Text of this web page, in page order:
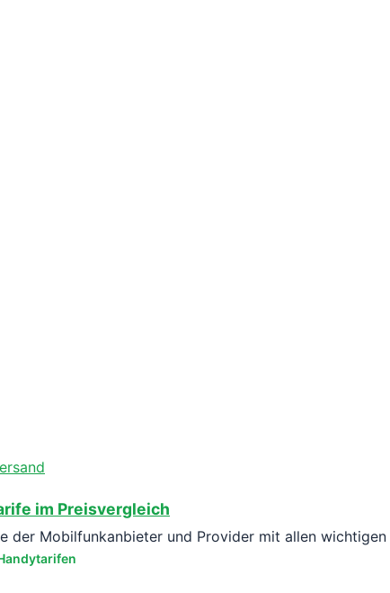
im Preisvergleich
der Mobilfunkanbieter und Provider mit allen